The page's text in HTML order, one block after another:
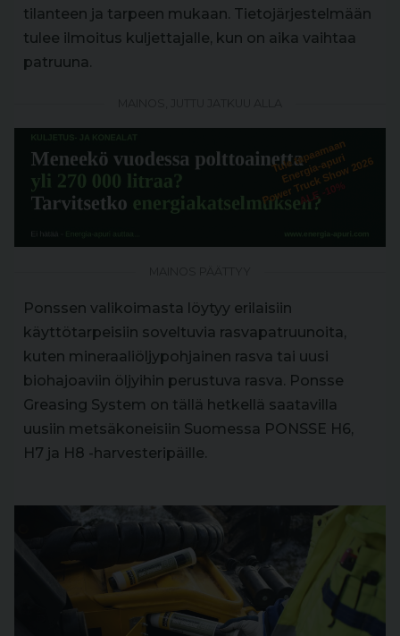
tilanteen ja tarpeen mukaan. Tietojärjestelmään
tulee ilmoitus kuljettajalle, kun on aika vaihtaa
patruuna.
Ponssen valikoimasta löytyy erilaisiin
käyttötarpeisiin soveltuvia rasvapatruunoita,
kuten mineraaliöljypohjainen rasva tai uusi
biohajoaviin öljyihin perustuva rasva. Ponsse
Greasing System on tällä hetkellä saatavilla
uusiin metsäkoneisiin Suomessa PONSSE H6,
H7 ja H8 -harvesteripäille.